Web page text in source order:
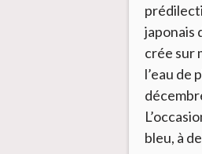
japonais
crée sur
l’eau de
bleu, à